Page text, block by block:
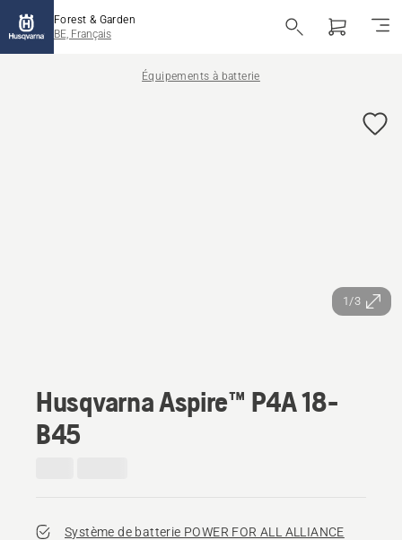
Forest & Garden
BE, Français
Équipements à batterie
1/3
Husqvarna Aspire™ P4A 18-
B45
Système de batterie POWER FOR ALL ALLIANCE